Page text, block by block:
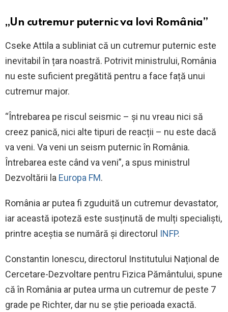
„Un cutremur puternic va lovi România”
Cseke Attila a subliniat că un cutremur puternic este
inevitabil în țara noastră. Potrivit ministrului, România
nu este suficient pregătită pentru a face față unui
cutremur major.
“Întrebarea pe riscul seismic – și nu vreau nici să
creez panică, nici alte tipuri de reacții – nu este dacă
va veni. Va veni un seism puternic în România.
Întrebarea este când va veni”, a spus ministrul
Dezvoltării la Europa FM.
România ar putea fi zguduită un cutremur devastator,
iar această ipoteză este susținută de mulți specialiști,
printre aceștia se numără și directorul INFP.
Constantin Ionescu, directorul Institutului Național de
Cercetare-Dezvoltare pentru Fizica Pământului, spune
că în România ar putea urma un cutremur de peste 7
grade pe Richter, dar nu se știe perioada exactă.